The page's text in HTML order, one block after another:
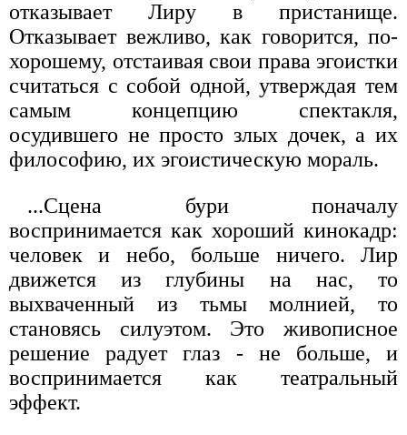
отказывает Лиру в пристанище.
Отказывает вежливо, как говорится, по-
хорошему, отстаивая свои права эгоистки
считаться с собой одной, утверждая тем
самым концепцию спектакля,
осудившего не просто злых дочек, а их
философию, их эгоистическую мораль.
...Сцена бури поначалу
воспринимается как хороший кинокадр:
человек и небо, больше ничего. Лир
движется из глубины на нас, то
выхваченный из тьмы молнией, то
становясь силуэтом. Это живописное
решение радует глаз - не больше, и
воспринимается как театральный
эффект.